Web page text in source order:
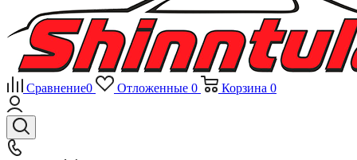
Сравнение0 Отложенные 0 Корзина 0